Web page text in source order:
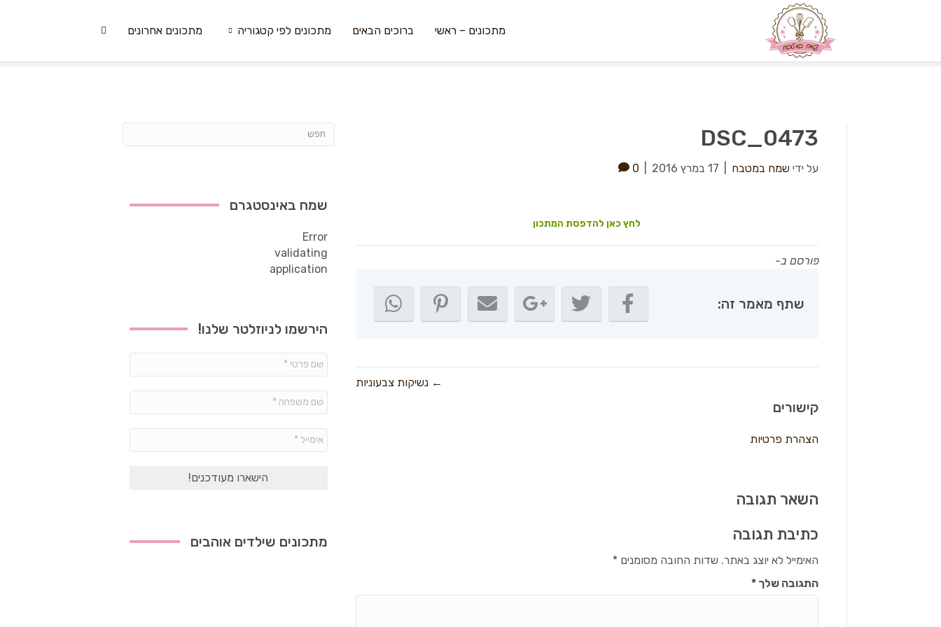
מתכונים – ראשי ברוכים הבאים מתכונים לפי קטגוריה מתכונים אחרונים
DSC_0473
על ידי שמח במטבח 17 במרץ 2016 0
לחץ כאן להדפסת המתכון
פורסם ב-
שתף מאמר זה:
← נשיקות צבעוניות
קישורים
הצהרת פרטיות
השאר תגובה
כתיבת תגובה
האימייל לא יוצג באתר. שדות החובה מסומנים*
התגובה שלך*
שמח באינסטגרם
Error
validating
application
הירשמו לניוזלטר שלנו!
פרטי
משפחה
*
מתכונים שילדים אוהבים